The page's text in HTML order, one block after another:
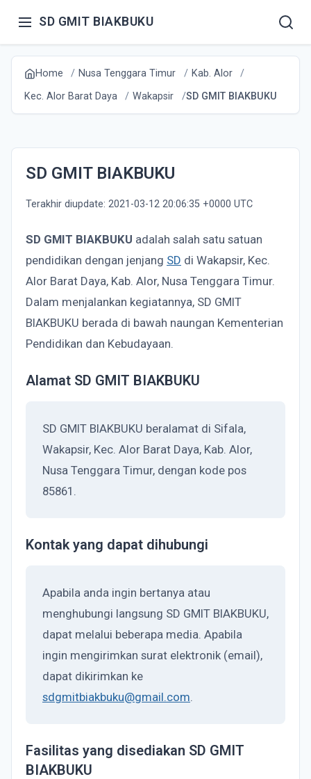
SD GMIT BIAKBUKU
Home Nusa Tenggara Timur
Kab. Alor
Kec. Alor Barat Daya
Wakapsir SD GMIT BIAKBUKU
SD GMIT BIAKBUKU
Terakhir diupdate: 2021-03-12 20:06:35 +0000 UTC
SD GMIT BIAKBUKU adalah salah satu satuan
pendidikan dengan jenjang SD di Wakapsir, Kec.
Alor Barat Daya, Kab. Alor, Nusa Tenggara Timur.
Dalam menjalankan kegiatannya, SD GMIT
BIAKBUKU berada di bawah naungan Kementerian
Pendidikan dan Kebudayaan.
Alamat SD GMIT BIAKBUKU
SD GMIT BIAKBUKU beralamat di Sifala,
Wakapsir, Kec. Alor Barat Daya, Kab. Alor,
Nusa Tenggara Timur, dengan kode pos
85861.
Kontak yang dapat dihubungi
Apabila anda ingin bertanya atau
menghubungi langsung SD GMIT BIAKBUKU,
dapat melalui beberapa media. Apabila
ingin mengirimkan surat elektronik (email),
dapat dikirimkan ke
sdgmitbiakbuku@gmail.com.
Fasilitas yang disediakan SD GMIT
BIAKBUKU